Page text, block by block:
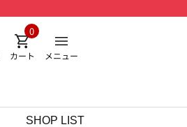
カート
0
メニュー
SHOP LIST